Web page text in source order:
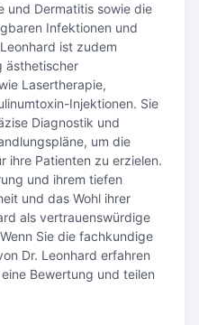
und Dermatitis sowie die
Infektionen und
ist zudem
ästhetischer
Lasertherapie,
Injektionen. Sie
Diagnostik und
um die
ihre Patienten zu erzielen.
und ihrem tiefen
und das Wohl ihrer
als vertrauenswürdige
Sie die fachkundige
Dr. Leonhard erfahren
Bewertung und teilen